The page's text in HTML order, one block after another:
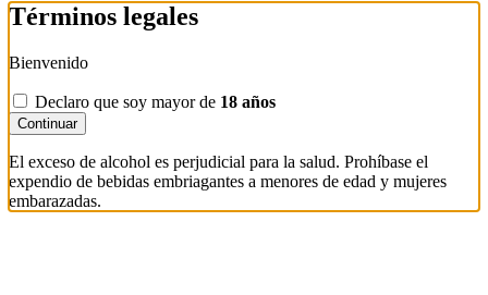
Términos legales
Bienvenido
Declaro que soy mayor de 18 años
Continuar
El exceso de alcohol es perjudicial para la salud. Prohíbase el
expendio de bebidas embriagantes a menores de edad y mujeres
embarazadas.